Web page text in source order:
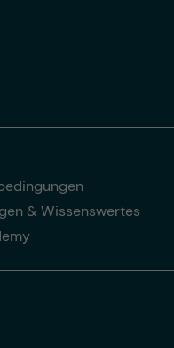
& Wissenswertes